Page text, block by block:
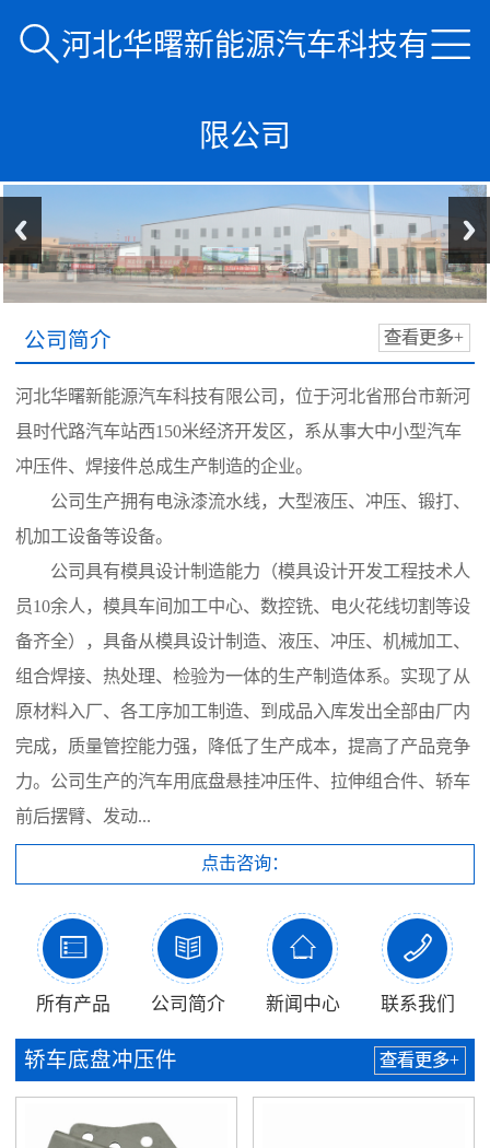

 河北华曙新能源汽车科技有
限公司
公司简介 查看更多+
河北华曙新能源汽车科技有限公司，位于河北省邢台市新河
县时代路汽车站西150米经济开发区，系从事大中小型汽车
冲压件、焊接件总成生产制造的企业。
公司生产拥有电泳漆流水线，大型液压、冲压、锻打、
机加工设备等设备。
公司具有模具设计制造能力（模具设计开发工程技术人
员10余人，模具车间加工中心、数控铣、电火花线切割等设
备齐全），具备从模具设计制造、液压、冲压、机械加工、
组合焊接、热处理、检验为一体的生产制造体系。实现了从
原材料入厂、各工序加工制造、到成品入库发出全部由厂内
完成，质量管控能力强，降低了生产成本，提高了产品竞争
力。公司生产的汽车用底盘悬挂冲压件、拉伸组合件、轿车
前后摆臂、发动...
点击咨询：

所有产品

公司简介

新闻中心

联系我们
轿车底盘冲压件 查看更多+